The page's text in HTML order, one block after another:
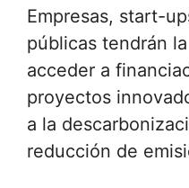
Empresas, start-
públicas tendrán
acceder a
proyectos
a la
reducción de